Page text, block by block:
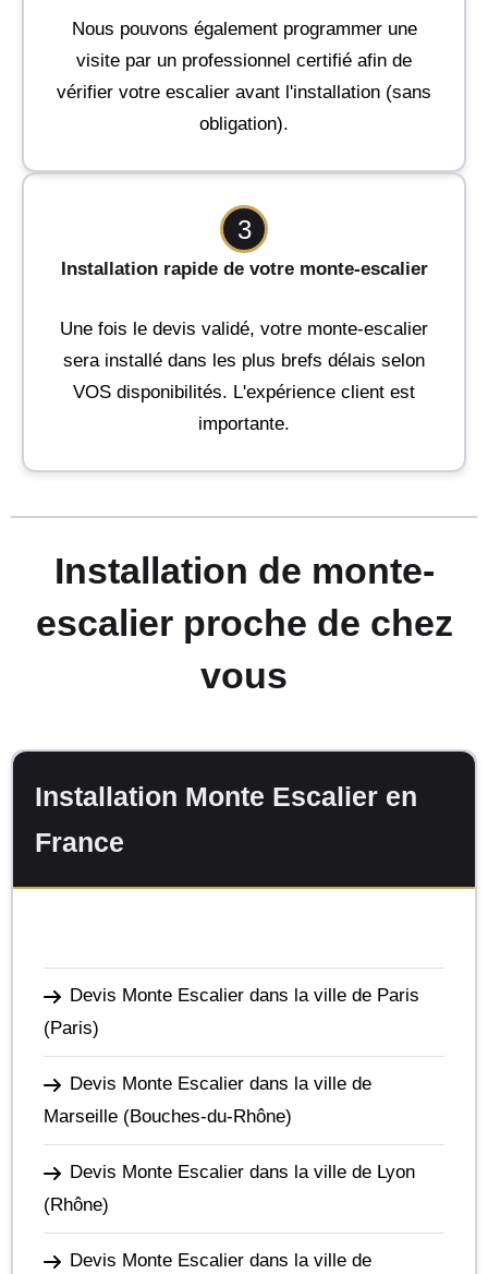
Nous pouvons également programmer une
visite par un professionnel certifié afin de
vérifier votre escalier avant l'installation (sans
obligation).
3
Installation rapide de votre monte-escalier
Une fois le devis validé, votre monte-escalier
sera installé dans les plus brefs délais selon
VOS disponibilités. L'expérience client est
importante.
Installation de monte-
escalier proche de chez
vous
Installation Monte Escalier en
France
Devis Monte Escalier dans la ville de Paris
(Paris)
Devis Monte Escalier dans la ville de
Marseille (Bouches-du-Rhône)
Devis Monte Escalier dans la ville de Lyon
(Rhône)
Devis Monte Escalier dans la ville de